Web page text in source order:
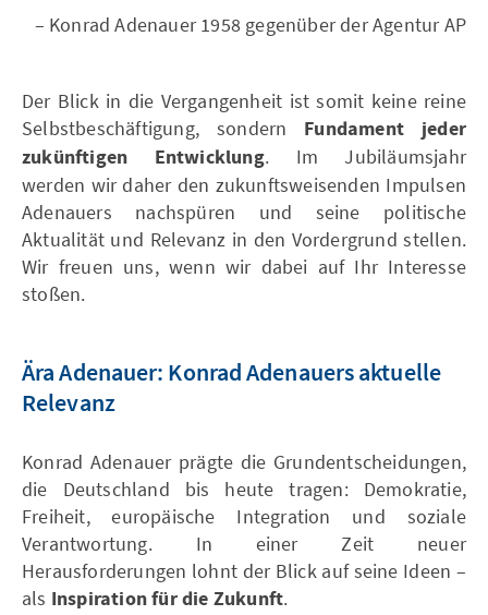
– Konrad Adenauer 1958 gegenüber der Agentur AP
Der Blick in die Vergangenheit ist somit keine reine
Selbstbeschäftigung, sondern
Fundament jeder
zukünftigen Entwicklung. Im Jubiläumsjahr
werden wir daher den zukunftsweisenden Impulsen
Adenauers nachspüren und seine politische
Aktualität und Relevanz in den Vordergrund stellen.
Wir freuen uns, wenn wir dabei auf Ihr Interesse
stoßen.
Ära Adenauer: Konrad Adenauers aktuelle
Relevanz
Konrad Adenauer prägte die Grundentscheidungen,
die Deutschland bis heute tragen: Demokratie,
Freiheit, europäische Integration und soziale
Verantwortung. In einer Zeit neuer
Herausforderungen lohnt der Blick auf seine Ideen –
als Inspiration für die Zukunft.